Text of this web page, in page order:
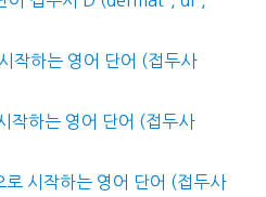
작하는 영어 단어 (접두사
작하는 영어 단어 (접두사
로 시작하는 영어 단어 (접두사